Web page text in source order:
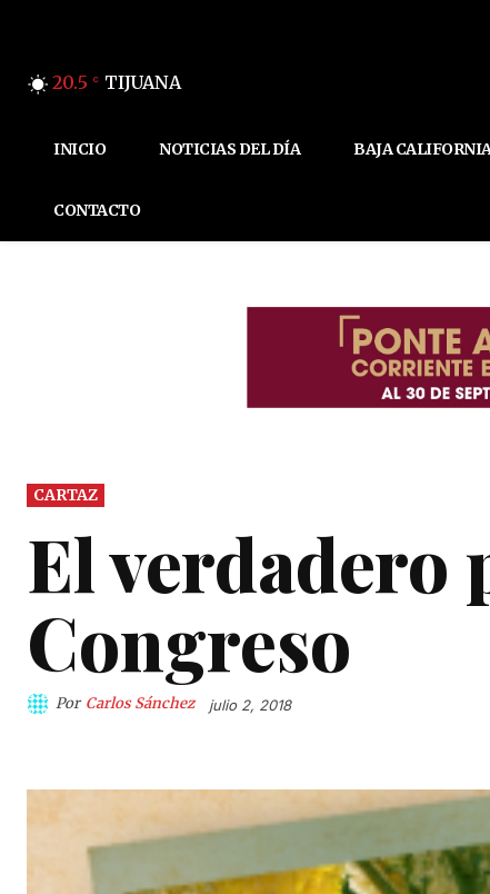
20.5 C TIJUANA
INICIO NOTICIAS DEL DÍA BAJA
CONTACTO
CARTAZ
El verdadero
Congreso
Por Carlos Sánchez julio 2, 2018